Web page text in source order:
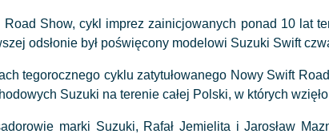
Road Show, cykl imprez zainicjowanych ponad 10 lat
odsłonie był poświęcony modelowi Suzuki Swift
tegorocznego cyklu zatytułowanego Nowy Swift
Suzuki na terenie całej Polski, w których
marki Suzuki, Rafał Jemielita i Jarosław